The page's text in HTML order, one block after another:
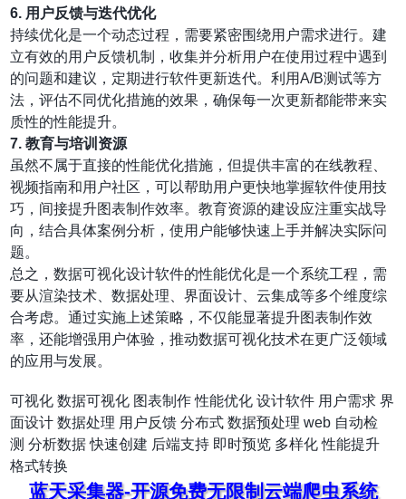
6. 用户反馈与迭代优化
持续优化是一个动态过程，需要紧密围绕用户需求进行。建
立有效的用户反馈机制，收集并分析用户在使用过程中遇到
的问题和建议，定期进行软件更新迭代。利用A/B测试等方
法，评估不同优化措施的效果，确保每一次更新都能带来实
质性的性能提升。
7.教育与培训资源
虽然不属于直接的性能优化措施，但提供丰富的在线教程、
视频指南和用户社区，可以帮助用户更快地掌握软件使用技
巧，间接提升图表制作效率。教育资源的建设应注重实战导
向，结合具体案例分析，使用户能够快速上手并解决实际问
题。
总之，数据可视化设计软件的性能优化是一个系统工程，需
要从渲染技术、数据处理、界面设计、云集成等多个维度综
合考虑。通过实施上述策略，不仅能显著提升图表制作效
率，还能增强用户体验，推动数据可视化技术在更广泛领域
的应用与发展。
可视化 数据可视化 图表制作 性能优化 设计软件 用户需求 界
面设计 数据处理 用户反馈 分布式 数据预处理 web 自动检
测 分析数据 快速创建 后端支持 即时预览 多样化 性能提升
格式转换
蓝天采集器-开源免费无限制云端爬虫系统